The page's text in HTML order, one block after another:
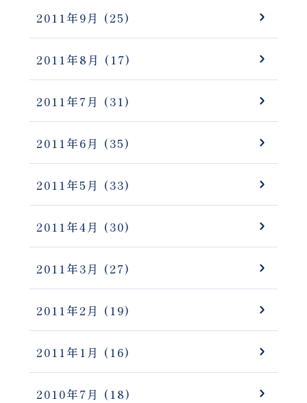
2011年9月 (25)
2011年8月 (17)
2011年7月 (31)
2011年6月 (35)
2011年5月 (33)
2011年4月 (30)
2011年3月 (27)
2011年2月 (19)
2011年1月 (16)
2010年7月 (18)